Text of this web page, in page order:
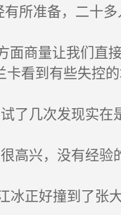
所准备，二十多
商量让我们直
看到有些失控的
了几次发现实在
高兴，没有经验
冰正好撞到了